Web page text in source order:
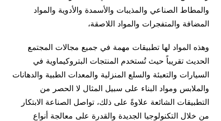
والمطاط الصناعي والمذيبات والأسمدة والأدوية والمواد
المضافة والمتفجرات والمواد اللاصقة،
وهذه المواد لها تطبيقات مهمة في جميع مجالات المجتمع
الحديث تقريباً حيث تُستخدم المنتجات البتروكيماوية في
السيارات والتعبئة والسلع المنزلية والمعدات الطبية والدهانات
والملابس ومواد البناء على سبيل المثال لا الحصر من
التطبيقات الشائعة علاوةً على ذلك، تواصل الصناعة الابتكار
من خلال التكنولوجيا الجديدة والقدرة على معالجة أنواع